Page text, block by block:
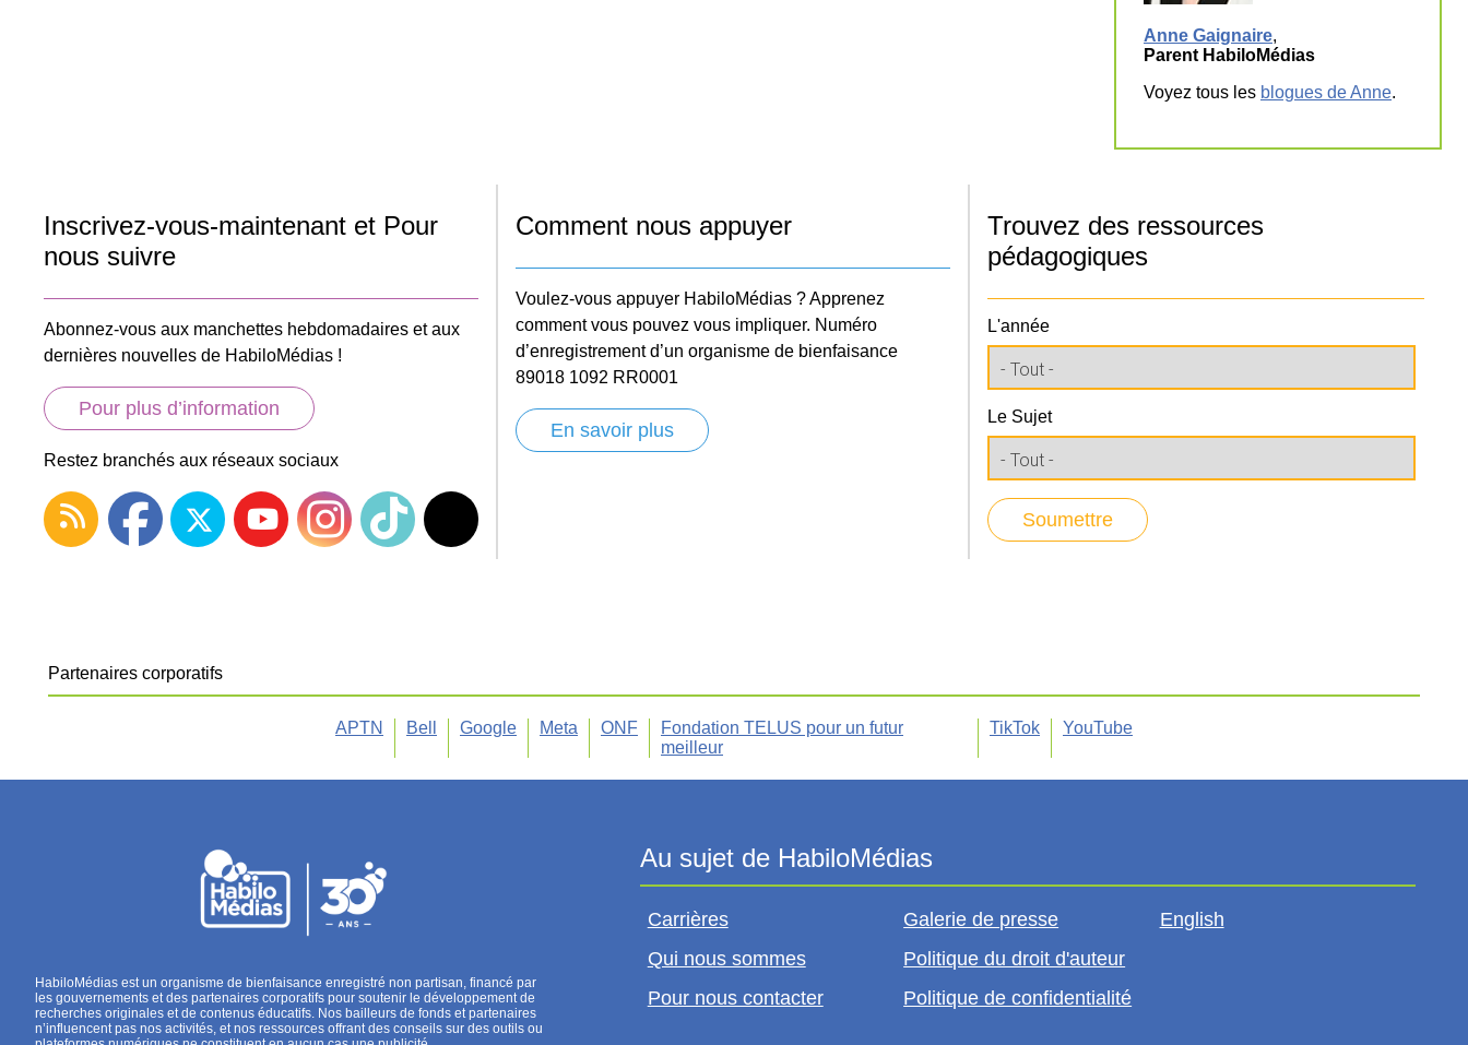
Anne Gaignaire,
Parent HabiloMédias
Voyez tous les blogues de Anne.
Inscrivez-vous-maintenant et Pour
nous suivre
Abonnez-vous aux manchettes hebdomadaires et aux
dernières nouvelles de HabiloMédias !
Pour plus d’information
Restez branchés aux réseaux sociaux
Comment nous appuyer
Voulez-vous appuyer HabiloMédias ? Apprenez
comment vous pouvez vous impliquer. Numéro
d’enregistrement d’un organisme de bienfaisance
89018 1092 RR0001
En savoir plus
Trouvez des ressources
pédagogiques
L'année
Le Sujet
Partenaires corporatifs
APTN Bell Google Meta ONF
Fondation TELUS pour un futur
meilleur
TikTok YouTube
HabiloMédias est un organisme de bienfaisance enregistré non partisan, financé par
les gouvernements et des partenaires corporatifs pour soutenir le développement de
recherches originales et de contenus éducatifs. Nos bailleurs de fonds et partenaires
n’influencent pas nos activités, et nos ressources offrant des conseils sur des outils ou
Carrières
Qui nous sommes
Pour nous contacter
Galerie de presse
Politique du droit d'auteur
Politique de confidentialité
English